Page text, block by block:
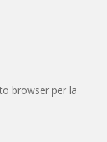
browser per la